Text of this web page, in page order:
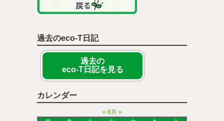
過去のeco-T日記
過去の
eco-T日記を見る
カレンダー
« 8月 »